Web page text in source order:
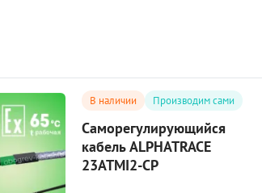
В наличии Производим сами
Саморегулирующийся
кабель ALPHATRACE
23ATMI2-CP